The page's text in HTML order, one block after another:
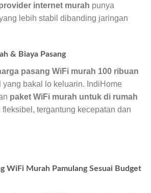
internet murah punya
lebih stabil dibanding jaringan
& Biaya Pasang
pasang WiFi murah 100 ribuan
yang bakal lo keluarin. IndiHome
paket WiFi murah untuk di rumah
tergantung kecepatan dan
WiFi Murah Pamulang Sesuai Budget